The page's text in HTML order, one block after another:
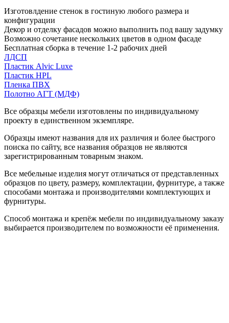
Изготовлдение стенок в гостиную любого размера и
конфигурации
Декор и отделку фасадов можно выполнить под вашу задумку
Возможно сочетание нескольких цветов в одном фасаде
Бесплатная сборка в течение 1-2 рабочих дней
ЛДСП
Пластик Alvic Luxe
Пластик HPL
Пленка ПВХ
Полотно АГТ (МДФ)
Все образцы мебели изготовлены по индивидуальному
проекту в единственном экземпляре.
Образцы имеют названия для их различия и более быстрого
поиска по сайту, все названия образцов не являются
зарегистрированным товарным знаком.
Все мебельные изделия могут отличаться от представленных
образцов по цвету, размеру, комплектации, фурнитуре, а также
способами монтажа и производителями комплектующих и
фурнитуры.
Способ монтажа и крепёж мебели по индивидуальному заказу
выбирается производителем по возможности её применения.